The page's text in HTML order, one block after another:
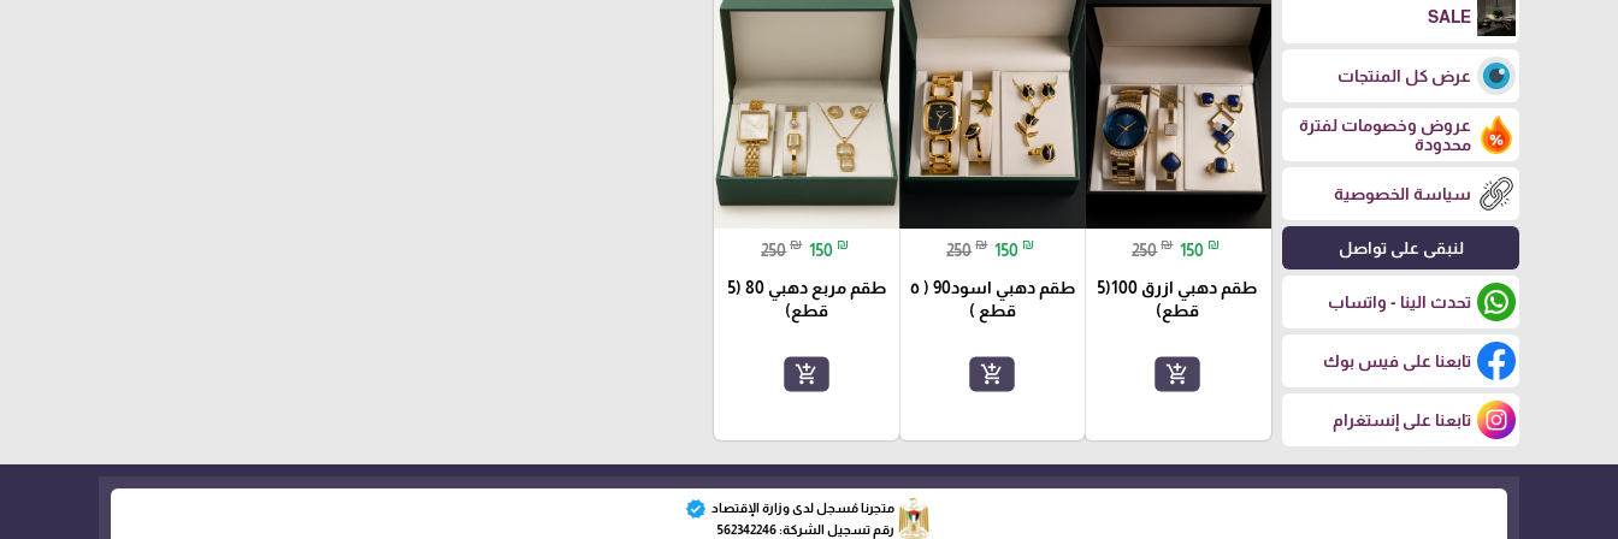
SALE
عرض كل المنتجات
عروض وخصومات لفترة
محدودة
سياسة الخصوصية
لنبقى على تواصل
تحدث الينا - واتساب
تابعنا على فيس بوك
تابعنا على إنستغرام
250 ₪ 150 ₪
طقم دهبي ازرق 100(5
قطع)
add_shopping_cart
250 ₪ 150 ₪
طقم دهبي اسود90 ( ٥
قطع )
add_shopping_cart
250 ₪ 150 ₪
طقم مربع دهبي 80 (5
قطع)
add_shopping_cart
متجرنا مُسجل لدى وزارة الإقتصاد verified
رقم تسجيل الشركة: 562342246